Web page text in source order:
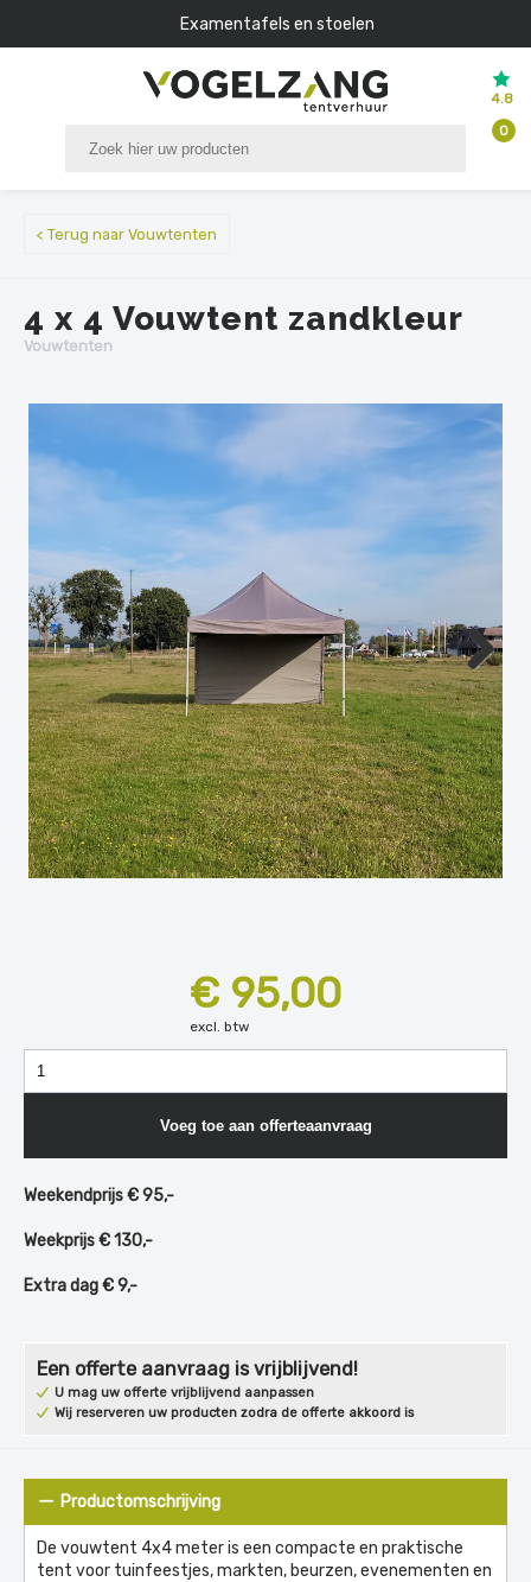
Examentafels en stoelen
4.8
0
< Terug naar Vouwtenten
4 x 4 Vouwtent zandkleur
Vouwtenten
Next
€ 95,00
excl. btw
Voeg toe aan offerteaanvraag
Weekendprijs € 95,-
Weekprijs € 130,-
Extra dag € 9,-
Een offerte aanvraag is vrijblijvend!
U mag uw offerte vrijblijvend aanpassen
Wij reserveren uw producten zodra de offerte akkoord is
Productomschrijving
De vouwtent 4x4 meter is een compacte en praktische
tent voor tuinfeestjes, markten, beurzen, evenementen en